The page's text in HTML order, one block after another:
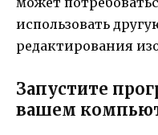
использовать
редактирования
Запустите
вашем